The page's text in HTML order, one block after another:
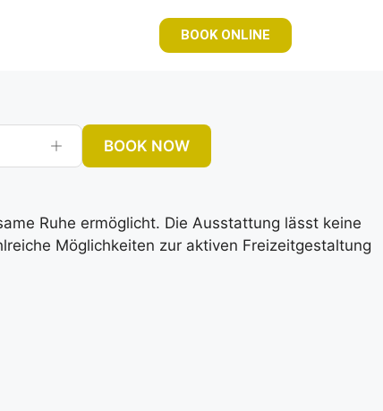
BOOK ONLINE
BOOK NOW
Ruhe ermöglicht. Die Ausstattung lässt keine
Möglichkeiten zur aktiven Freizeitgestaltung